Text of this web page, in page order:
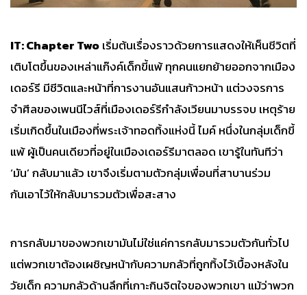
IT: Chapter Twoเริ่มต้นเรื่องราวด้วยการแสดงให้เห็นชีวิตที่
เติบโตขึ้นของเหล่าแก๊งค์เด็กขี้แพ้ ทุกคนแยกย้ายออกจากเมือง
เดอร์รี มีชีวิตและหน้าที่การงานอันแสนก้าวหน้า แต่วงจรการ
จำศีลของเพนนีไวส์ที่เมืองเดอร์รีกำลังเวียนมาบรรจบ เหตุร้าย
เริ่มเกิดขึ้นในเมืองที่พระเจ้าทอดทิ้งแห่งนี้ ไมค์ หนึ่งในกลุ่มเด็กขี้
แพ้ ผู้เป็นคนเดียวที่อยู่ในเมืองเดอร์รีมาตลอด เขารู้ในทันทีว่า
‘มัน’ กลับมาแล้ว เขาจึงเริ่มตามตัวกลุ่มเพื่อนที่สาบานร่วม
กันเอาไว้ให้กลับมารวมตัวเพื่อสะสาง
การกลับมาของพวกเขามันไม่ใช่แค่การกลับมารวมตัวกันทั่วไป
แต่พวกเขาต้องเผชิญหน้ากับความกลัวที่ถูกทิ้งไว้เบื้องหลังใน
วัยเด็ก ความกลัวด้านลึกที่เกาะกินจิตใจของพวกเขา แม้ว่าพวก